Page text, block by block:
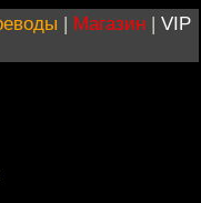
| Магазин | VIP